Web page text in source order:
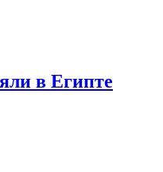
в Египте